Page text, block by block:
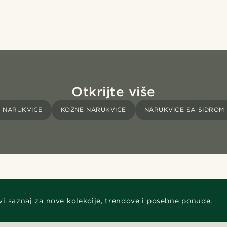
Otkrijte više
NARUKVICE KOŽNE NARUKVICE NARUKVICE SA SIDROM
saznaj za nove kolekcije, trendove i posebne ponude.